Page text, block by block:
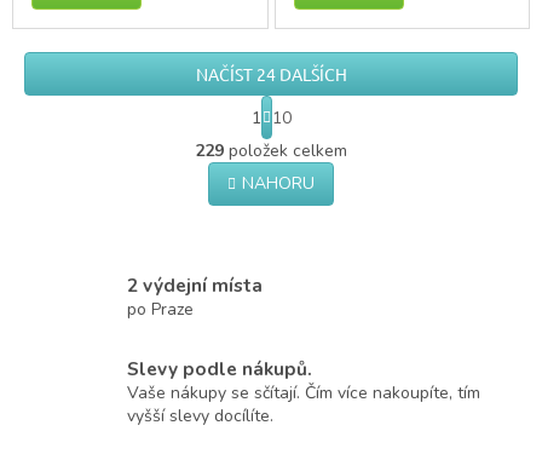
O
v
l
á
v
k
y
NAČÍST 24 DALŠÍCH
S
t
r
á
n
k
1 10
229 položek celkem
NAHORU
2 výdejní místa
po Praze
Slevy podle nákupů.
Vaše nákupy se sčítají. Čím více nakoupíte, tím
vyšší slevy docílíte.